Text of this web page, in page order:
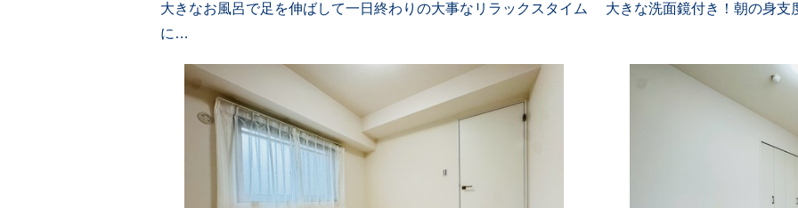
大きなお風呂で足を伸ばして一日終わりの大事なリラックスタイム
に…
大きな洗面鏡付き！朝の身支